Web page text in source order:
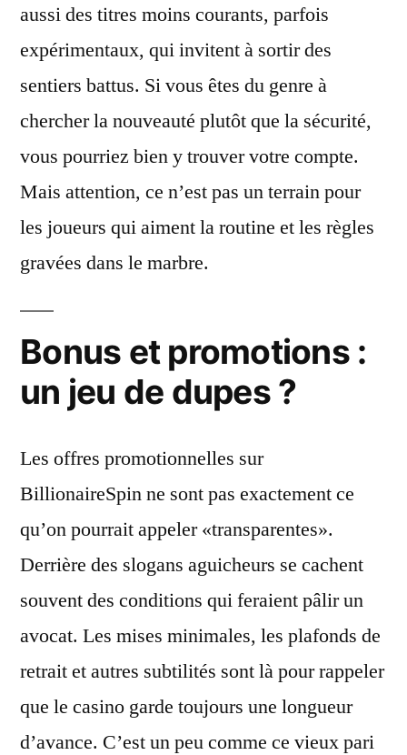
aussi des titres moins courants, parfois
expérimentaux, qui invitent à sortir des
sentiers battus. Si vous êtes du genre à
chercher la nouveauté plutôt que la sécurité,
vous pourriez bien y trouver votre compte.
Mais attention, ce n’est pas un terrain pour
les joueurs qui aiment la routine et les règles
gravées dans le marbre.
Bonus et promotions :
un jeu de dupes ?
Les offres promotionnelles sur
BillionaireSpin ne sont pas exactement ce
qu’on pourrait appeler «transparentes».
Derrière des slogans aguicheurs se cachent
souvent des conditions qui feraient pâlir un
avocat. Les mises minimales, les plafonds de
retrait et autres subtilités sont là pour rappeler
que le casino garde toujours une longueur
d’avance. C’est un peu comme ce vieux pari